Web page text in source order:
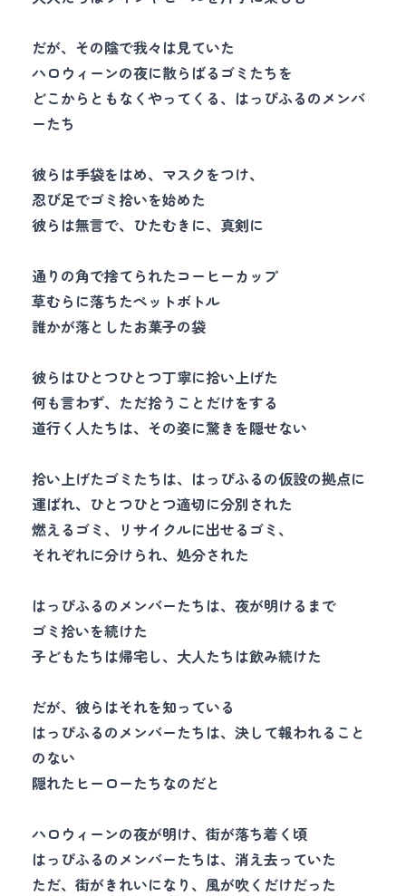
だが、その陰で我々は見ていた
ハロウィーンの夜に散らばるゴミたちを
どこからともなくやってくる、はっぴふるのメンバ
ーたち
彼らは手袋をはめ、マスクをつけ、
忍び足でゴミ拾いを始めた
彼らは無言で、ひたむきに、真剣に
通りの角で捨てられたコーヒーカップ
草むらに落ちたペットボトル
誰かが落としたお菓子の袋
彼らはひとつひとつ丁寧に拾い上げた
何も言わず、ただ拾うことだけをする
道行く人たちは、その姿に驚きを隠せない
拾い上げたゴミたちは、はっぴふるの仮設の拠点に
運ばれ、ひとつひとつ適切に分別された
燃えるゴミ、リサイクルに出せるゴミ、
それぞれに分けられ、処分された
はっぴふるのメンバーたちは、夜が明けるまで
ゴミ拾いを続けた
子どもたちは帰宅し、大人たちは飲み続けた
だが、彼らはそれを知っている
はっぴふるのメンバーたちは、決して報われること
のない
隠れたヒーローたちなのだと
ハロウィーンの夜が明け、街が落ち着く頃
はっぴふるのメンバーたちは、消え去っていた
ただ、街がきれいになり、風が吹くだけだった